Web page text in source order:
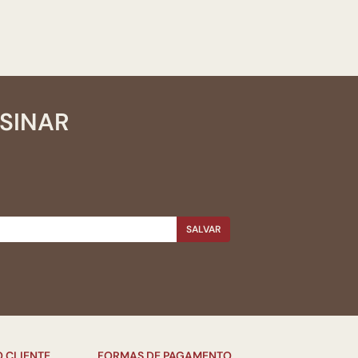
SALVAR